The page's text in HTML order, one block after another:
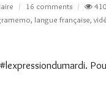
16 comments
, langue française,